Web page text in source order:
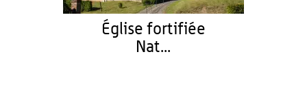
Église fortifiée
Nat...